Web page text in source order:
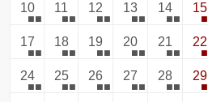
10 11 12 13 14 15
17 18 19 20 21 22
24 25 26 27 28 29